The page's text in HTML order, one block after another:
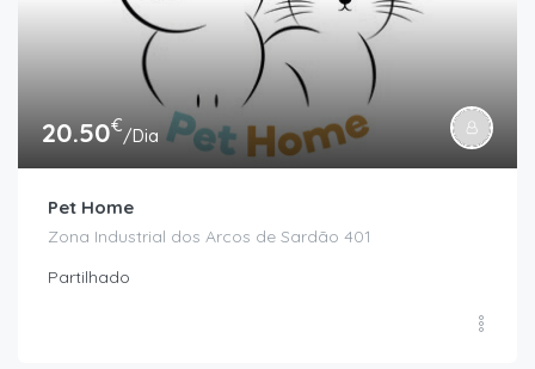
20.50€/Dia
Pet Home
Zona Industrial dos Arcos de Sardão 401
Partilhado